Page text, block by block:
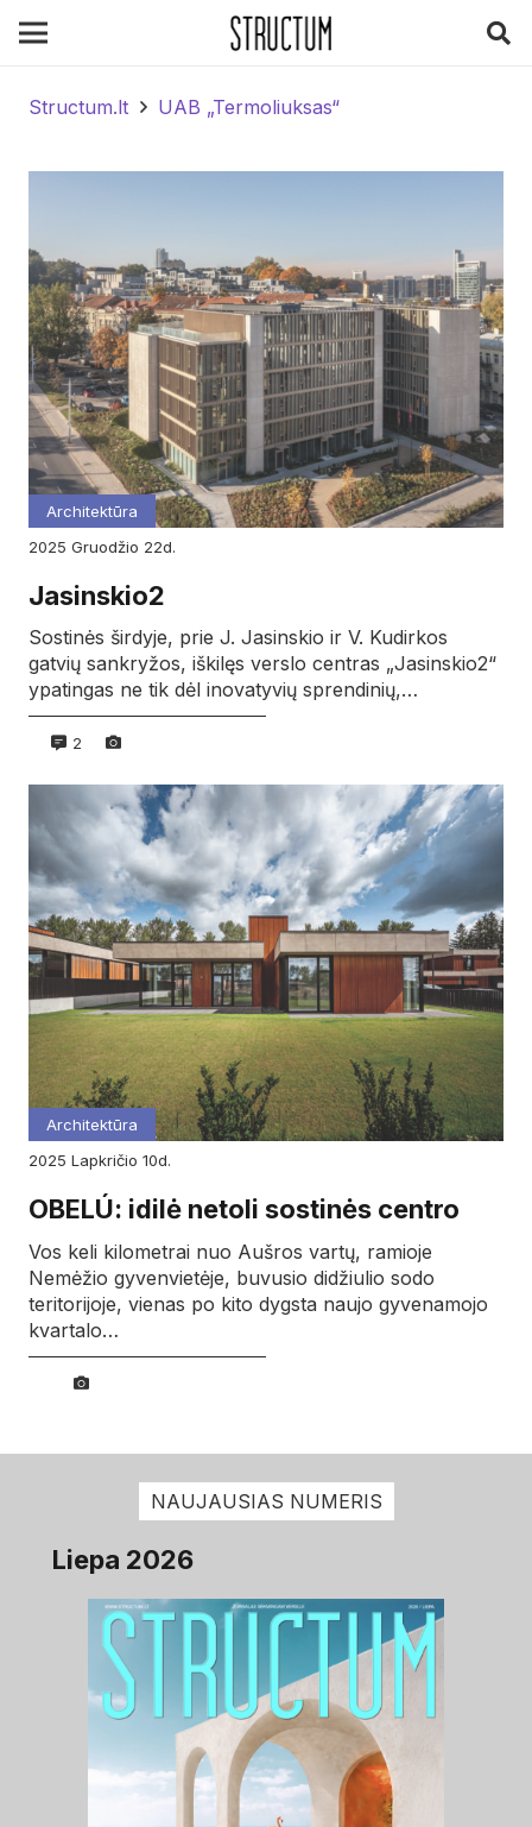
Structum.lt UAB „Termoliuksas“
Architektūra
2025
gruodžio 22d.
Jasinskio2
Sostinės širdyje, prie J. Jasinskio ir V. Kudirkos
gatvių sankryžos, iškilęs verslo centras „Jasinskio2“
ypatingas ne tik dėl inovatyvių sprendinių,…
2
Architektūra
2025
lapkričio 10d.
OBELÚ: idilė netoli sostinės centro
Vos keli kilometrai nuo Aušros vartų, ramioje
Nemėžio gyvenvietėje, buvusio didžiulio sodo
teritorijoje, vienas po kito dygsta naujo gyvenamojo
kvartalo…
NAUJAUSIAS NUMERIS
Liepa 2026